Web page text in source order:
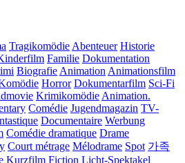
Tragikomödie Abenteuer Historie
Familie Dokumentation
Biografie Animation Animationsfilm
Horror Dokumentarfilm Sci-Fi
Krimikomödie Animation.
Comédie Jugendmagazin TV-
Documentaire Werbung
Comédie dramatique Drame
Court métrage Mélodrame Spot 가족
Kurzfilm Fiction Licht-Spektakel